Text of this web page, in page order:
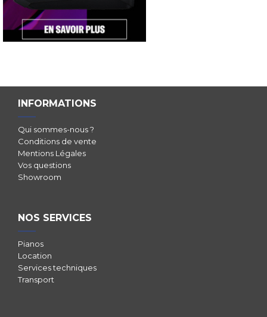
INFORMATIONS
Qui sommes-nous ?
Conditions de vente
Mentions Légales
Vos questions
Showroom
NOS SERVICES
Pianos
Location
Services techniques
Transport